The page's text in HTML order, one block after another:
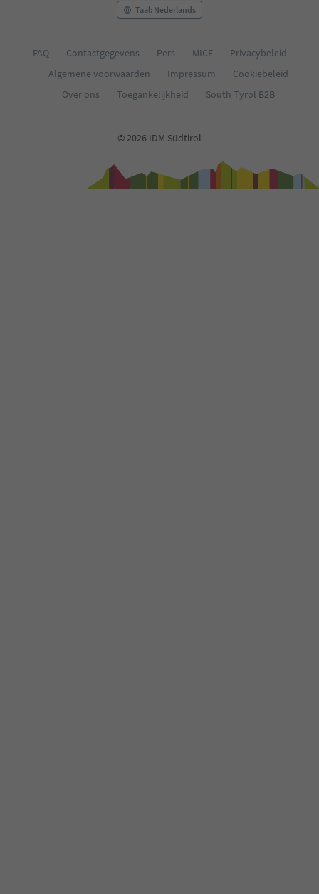
Taal: Nederlands
FAQ Contactgegevens Pers MICE
Privacybeleid
Algemene voorwaarden
Impressum
Cookiebeleid
Over ons
Toegankelijkheid South Tyrol B2B
© 2026 IDM Südtirol